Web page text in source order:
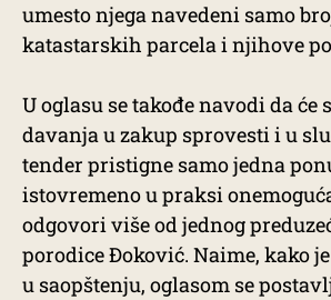
umesto njega navedeni samo
katastarskih parcela i njihove
U oglasu se takođe navodi da će
davanja u zakup sprovesti i u
tender pristigne samo jedna
istovremeno u praksi
odgovori više od jednog
porodice Đoković. Naime, kako
u saopštenju, oglasom se